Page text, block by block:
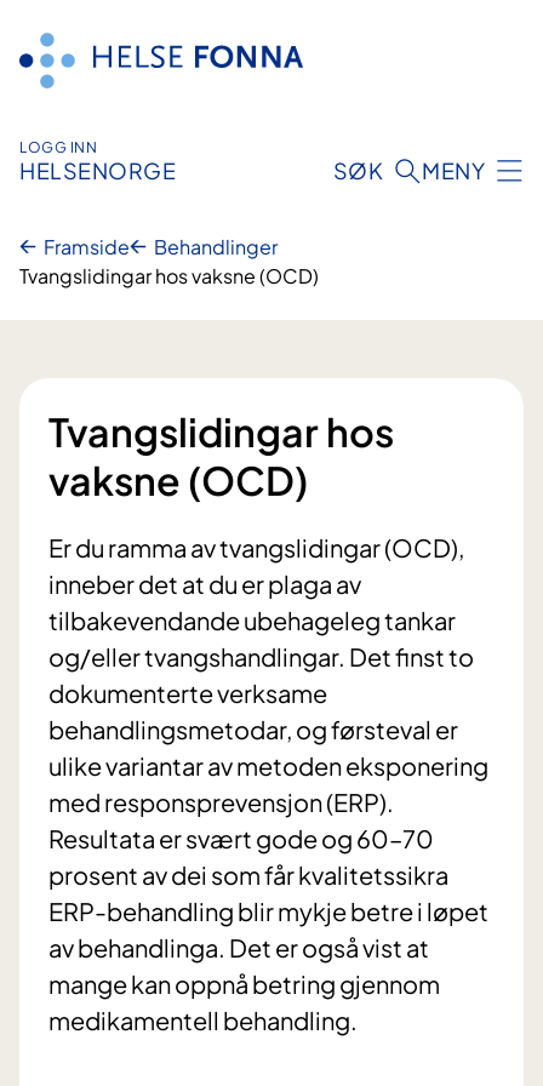
innhald
LOGG INN
HELSENORGE SØK MENY
Framside
Behandlinger
Tvangslidingar hos vaksne (OCD)
Tvangslidingar hos
vaksne (OCD)
Er du ramma av tvangslidingar (OCD),
inneber det at du er plaga av
tilbakevendande ubehageleg tankar
og/eller tvangshandlingar. Det finst to
dokumenterte verksame
behandlingsmetodar, og førsteval er
ulike variantar av metoden eksponering
med responsprevensjon (ERP).
Resultata er svært gode og 60–70
prosent av dei som får kvalitetssikra
ERP-behandling blir mykje betre i løpet
av behandlinga. Det er også vist at
mange kan oppnå betring gjennom
medikamentell behandling.